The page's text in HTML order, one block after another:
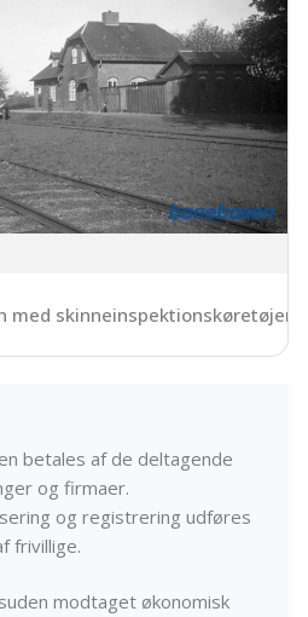
med skinneinspektionskøretøjer
betales af de deltagende
og firmaer.
og registrering udføres
frivillige.
modtaget økonomisk